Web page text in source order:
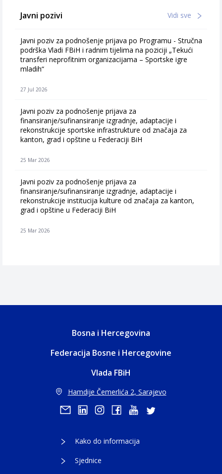
Javni pozivi Vidi sve
Javni poziv za podnošenje prijava po Programu - Stručna
podrška Vladi FBiH i radnim tijelima na poziciji „Tekući
transferi neprofitnim organizacijama – Sportske igre
mladih“
27 Jul 2026
Javni poziv za podnošenje prijava za
finansiranje/sufinansiranje izgradnje, adaptacije i
rekonstrukcije sportske infrastrukture od značaja za
kanton, grad i opštine u Federaciji BiH
25 Mar 2026
Javni poziv za podnošenje prijava za
finansiranje/sufinansiranje izgradnje, adaptacije i
rekonstrukcije institucija kulture od značaja za kanton,
grad i opštine u Federaciji BiH
25 Mar 2026
Bosna i Hercegovina
Federacija Bosne i Hercegovine
Vlada FBiH
Hamdije Čemerlića 2, Sarajevo
Kako do informacija
Sjednice